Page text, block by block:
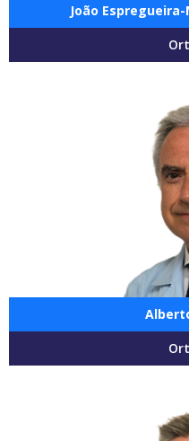
João